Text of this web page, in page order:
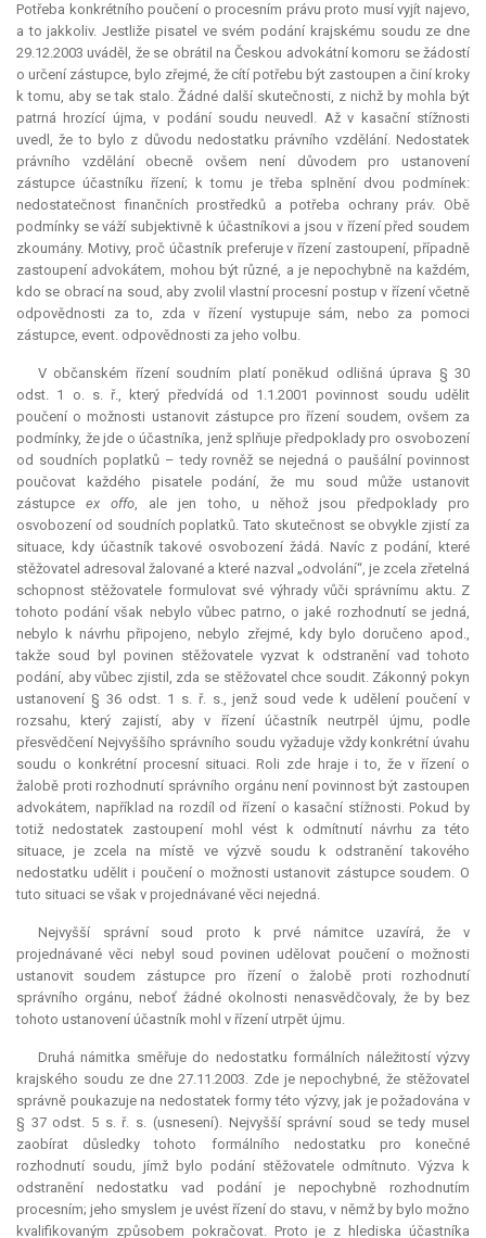
Potřeba konkrétního poučení o procesním právu proto musí vyjít najevo,
a to jakkoliv. Jestliže pisatel ve svém podání krajskému soudu ze dne
29.12.2003 uváděl, že se obrátil na Českou advokátní komoru se žádostí
o určení zástupce, bylo zřejmé, že cítí potřebu být zastoupen a činí kroky
k tomu, aby se tak stalo. Žádné další skutečnosti, z nichž by mohla být
patrná hrozící újma, v podání soudu neuvedl. Až v kasační stížnosti
uvedl, že to bylo z důvodu nedostatku právního vzdělání. Nedostatek
právního vzdělání obecně ovšem není důvodem pro ustanovení
zástupce účastníku řízení; k tomu je třeba splnění dvou podmínek:
nedostatečnost finančních prostředků a potřeba ochrany práv. Obě
podmínky se váží subjektivně k účastníkovi a jsou v řízení před soudem
zkoumány. Motivy, proč účastník preferuje v řízení zastoupení, případně
zastoupení advokátem, mohou být různé, a je nepochybně na každém,
kdo se obrací na soud, aby zvolil vlastní procesní postup v řízení včetně
odpovědnosti za to, zda v řízení vystupuje sám, nebo za pomoci
zástupce, event. odpovědnosti za jeho volbu.
V občanském řízení soudním platí poněkud odlišná úprava § 30
odst. 1 o. s. ř., který předvídá od 1.1.2001 povinnost soudu udělit
poučení o možnosti ustanovit zástupce pro řízení soudem, ovšem za
podmínky, že jde o účastníka, jenž splňuje předpoklady pro osvobození
od soudních poplatků – tedy rovněž se nejedná o paušální povinnost
poučovat každého pisatele podání, že mu soud může ustanovit
zástupceex offo, ale jen toho, u něhož jsou předpoklady pro
osvobození od soudních poplatků. Tato skutečnost se obvykle zjistí za
situace, kdy účastník takové osvobození žádá. Navíc z podání, které
stěžovatel adresoval žalované a které nazval „odvolání“, je zcela zřetelná
schopnost stěžovatele formulovat své výhrady vůči správnímu aktu. Z
tohoto podání však nebylo vůbec patrno, o jaké rozhodnutí se jedná,
nebylo k návrhu připojeno, nebylo zřejmé, kdy bylo doručeno apod.,
takže soud byl povinen stěžovatele vyzvat k odstranění vad tohoto
podání, aby vůbec zjistil, zda se stěžovatel chce soudit. Zákonný pokyn
ustanovení § 36 odst. 1 s. ř. s., jenž soud vede k udělení poučení v
rozsahu, který zajistí, aby v řízení účastník neutrpěl újmu, podle
přesvědčení Nejvyššího správního soudu vyžaduje vždy konkrétní úvahu
soudu o konkrétní procesní situaci. Roli zde hraje i to, že v řízení o
žalobě proti rozhodnutí správního orgánu není povinnost být zastoupen
advokátem, například na rozdíl od řízení o kasační stížnosti. Pokud by
totiž nedostatek zastoupení mohl vést k odmítnutí návrhu za této
situace, je zcela na místě ve výzvě soudu k odstranění takového
nedostatku udělit i poučení o možnosti ustanovit zástupce soudem. O
tuto situaci se však v projednávané věci nejedná.
Nejvyšší správní soud proto k prvé námitce uzavírá, že v
projednávané věci nebyl soud povinen udělovat poučení o možnosti
ustanovit soudem zástupce pro řízení o žalobě proti rozhodnutí
správního orgánu, neboť žádné okolnosti nenasvědčovaly, že by bez
tohoto ustanovení účastník mohl v řízení utrpět újmu.
Druhá námitka směřuje do nedostatku formálních náležitostí výzvy
krajského soudu ze dne 27.11.2003. Zde je nepochybné, že stěžovatel
správně poukazuje na nedostatek formy této výzvy, jak je požadována v
§ 37 odst. 5 s. ř. s. (usnesení). Nejvyšší správní soud se tedy musel
zaobírat důsledky tohoto formálního nedostatku pro konečné
rozhodnutí soudu, jímž bylo podání stěžovatele odmítnuto. Výzva k
odstranění nedostatku vad podání je nepochybně rozhodnutím
procesním; jeho smyslem je uvést řízení do stavu, v němž by bylo možno
kvalifikovaným způsobem pokračovat. Proto je z hlediska účastníka